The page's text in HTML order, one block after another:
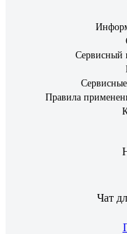
Сервисный
Правила
Чат